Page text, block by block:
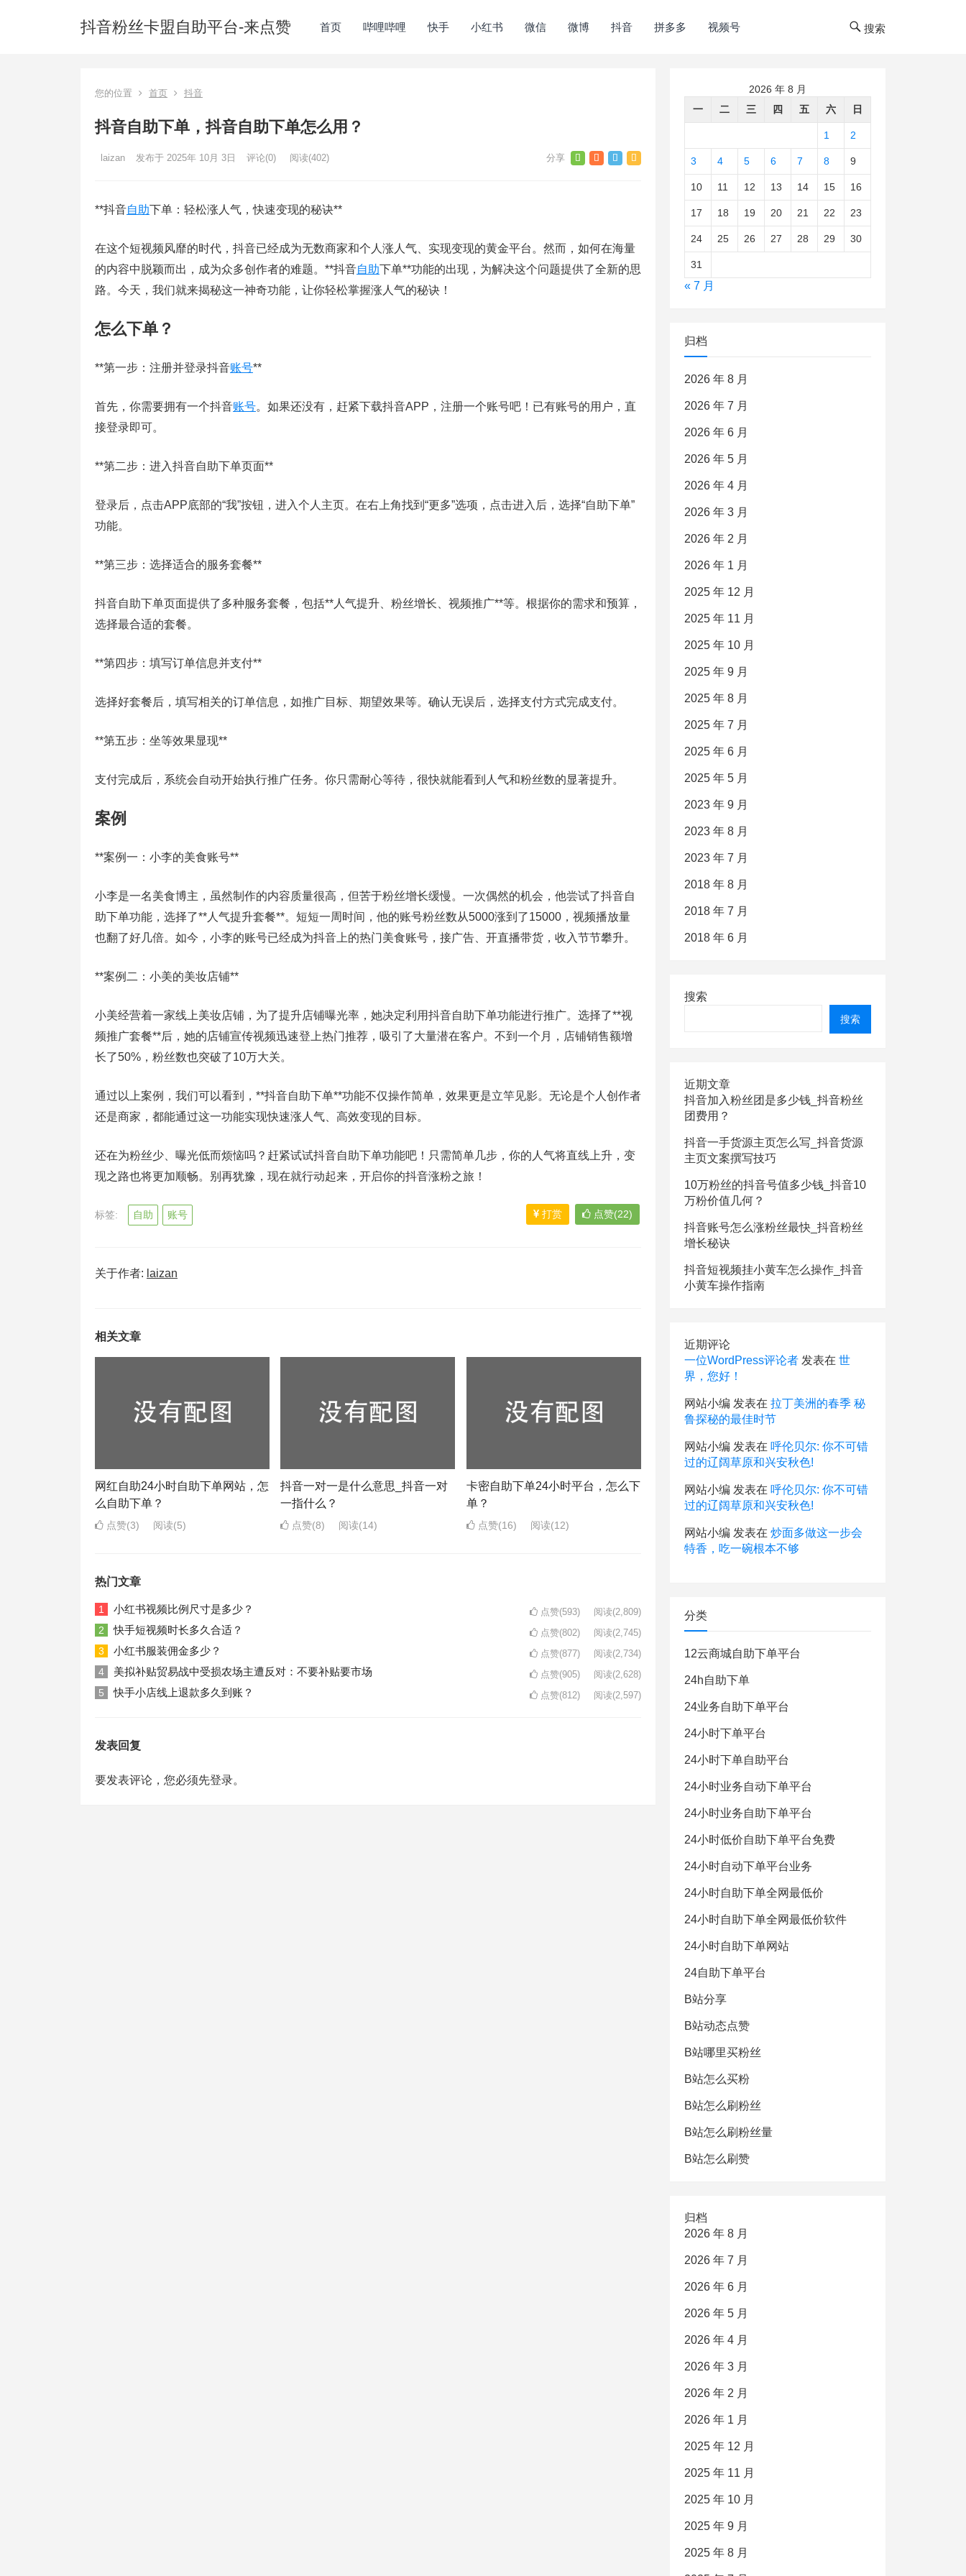
抖音粉丝卡盟自助平台-来点赞 首页 哔哩哔哩 快手 小红书 微信 微博 抖音 拼多多 视频号 搜索
您的位置 首页 抖音
抖音自助下单，抖音自助下单怎么用？
laizan 发布于 2025年 10月 3日 评论(0) 阅读(402)
**抖音自助下单：轻松涨人气，快速变现的秘诀**
在这个短视频风靡的时代，抖音已经成为无数商家和个人涨人气、实现变现的黄金平台。然而，如何在海量
的内容中脱颖而出，成为众多创作者的难题。**抖音自助下单**功能的出现，为解决这个问题提供了全新的思
路。今天，我们就来揭秘这一神奇功能，让你轻松掌握涨人气的秘诀！
怎么下单？
**第一步：注册并登录抖音账号**
首先，你需要拥有一个抖音账号。如果还没有，赶紧下载抖音APP，注册一个账号吧！已有账号的用户，直
接登录即可。
**第二步：进入抖音自助下单页面**
登录后，点击APP底部的“我”按钮，进入个人主页。在右上角找到“更多”选项，点击进入后，选择“自助下单”
功能。
**第三步：选择适合的服务套餐**
抖音自助下单页面提供了多种服务套餐，包括**人气提升、粉丝增长、视频推广**等。根据你的需求和预算，
选择最合适的套餐。
**第四步：填写订单信息并支付**
选择好套餐后，填写相关的订单信息，如推广目标、期望效果等。确认无误后，选择支付方式完成支付。
**第五步：坐等效果显现**
支付完成后，系统会自动开始执行推广任务。你只需耐心等待，很快就能看到人气和粉丝数的显著提升。
案例
**案例一：小李的美食账号**
小李是一名美食博主，虽然制作的内容质量很高，但苦于粉丝增长缓慢。一次偶然的机会，他尝试了抖音自
助下单功能，选择了**人气提升套餐**。短短一周时间，他的账号粉丝数从5000涨到了15000，视频播放量
也翻了好几倍。如今，小李的账号已经成为抖音上的热门美食账号，接广告、开直播带货，收入节节攀升。
**案例二：小美的美妆店铺**
小美经营着一家线上美妆店铺，为了提升店铺曝光率，她决定利用抖音自助下单功能进行推广。选择了**视
频推广套餐**后，她的店铺宣传视频迅速登上热门推荐，吸引了大量潜在客户。不到一个月，店铺销售额增
长了50%，粉丝数也突破了10万大关。
通过以上案例，我们可以看到，**抖音自助下单**功能不仅操作简单，效果更是立竿见影。无论是个人创作者
还是商家，都能通过这一功能实现快速涨人气、高效变现的目标。
还在为粉丝少、曝光低而烦恼吗？赶紧试试抖音自助下单功能吧！只需简单几步，你的人气将直线上升，变
现之路也将更加顺畅。别再犹豫，现在就行动起来，开启你的抖音涨粉之旅！
标签: 自助 账号 打赏 点赞(22)
关于作者: laizan
相关文章
网红自助24小时自助下单网站，怎
么自助下单？
点赞(3) 阅读(5)
抖音一对一是什么意思_抖音一对
一指什么？
点赞(8) 阅读(14)
卡密自助下单24小时平台，怎么下
单？
点赞(16) 阅读(12)
热门文章
1 小红书视频比例尺寸是多少？ 点赞(593) 阅读(2,809)
2 快手短视频时长多久合适？ 点赞(802) 阅读(2,745)
3 小红书服装佣金多少？ 点赞(877) 阅读(2,734)
4 美拟补贴贸易战中受损农场主遭反对：不要补贴要市场 点赞(905) 阅读(2,628)
5 快手小店线上退款多久到账？ 点赞(812) 阅读(2,597)
发表回复
要发表评论，您必须先登录。
2026 年 8 月
一
二 三 四 五 六 日
1 2
3 4 5 6 7 8 9
10 11 12 13 14 15 16
17 18 19 20 21 22 23
24 25 26 27 28 29 30
31
« 7 月
归档
2026 年 8 月
2026 年 7 月
2026 年 6 月
2026 年 5 月
2026 年 4 月
2026 年 3 月
2026 年 2 月
2026 年 1 月
2025 年 12 月
2025 年 11 月
2025 年 10 月
2025 年 9 月
2025 年 8 月
2025 年 7 月
2025 年 6 月
2025 年 5 月
2023 年 9 月
2023 年 8 月
2023 年 7 月
2018 年 8 月
2018 年 7 月
2018 年 6 月
搜索
搜索
近期文章
抖音加入粉丝团是多少钱_抖音粉丝
团费用？
抖音一手货源主页怎么写_抖音货源
主页文案撰写技巧
10万粉丝的抖音号值多少钱_抖音10
万粉价值几何？
抖音账号怎么涨粉丝最快_抖音粉丝
增长秘诀
抖音短视频挂小黄车怎么操作_抖音
小黄车操作指南
近期评论
一位WordPress评论者 发表在 世
界，您好！
网站小编 发表在 拉丁美洲的春季 秘
鲁探秘的最佳时节
网站小编 发表在 呼伦贝尔: 你不可错
过的辽阔草原和兴安秋色!
网站小编 发表在 呼伦贝尔: 你不可错
过的辽阔草原和兴安秋色!
网站小编 发表在 炒面多做这一步会
特香，吃一碗根本不够
分类
12云商城自助下单平台
24h自助下单
24业务自助下单平台
24小时下单平台
24小时下单自助平台
24小时业务自动下单平台
24小时业务自助下单平台
24小时低价自助下单平台免费
24小时自动下单平台业务
24小时自助下单全网最低价
24小时自助下单全网最低价软件
24小时自助下单网站
24自助下单平台
B站分享
B站动态点赞
B站哪里买粉丝
B站怎么买粉
B站怎么刷粉丝
B站怎么刷粉丝量
B站怎么刷赞
归档
2026 年 8 月
2026 年 7 月
2026 年 6 月
2026 年 5 月
2026 年 4 月
2026 年 3 月
2026 年 2 月
2026 年 1 月
2025 年 12 月
2025 年 11 月
2025 年 10 月
2025 年 9 月
2025 年 8 月